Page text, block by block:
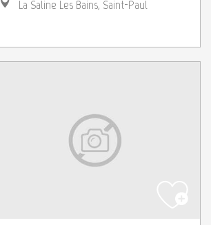
La Saline Les Bains, Saint-Paul